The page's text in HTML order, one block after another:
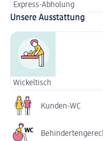
Express-Abholung
Unsere Ausstattung
Wickeltisch
Kunden-WC